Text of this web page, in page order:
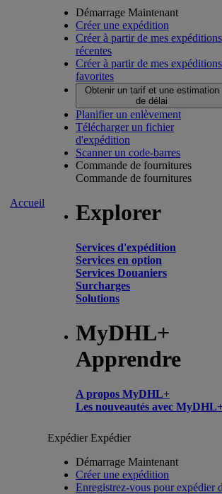
Accueil
Démarrage Maintenant
Créer une expédition
Créer à partir de mes expéditions
récentes
Créer à partir de mes expéditions
favorites
Obtenir un tarif et une estimation
de délai
Planifier un enlèvement
Télécharger un fichier
d'expédition
Scanner un code-barres
Commande de fournitures
Commande de fournitures
Explorer
Services d'expédition
Services en option
Services Douaniers
Surcharges
Solutions
MyDHL+
Apprendre
A propos MyDHL+
Les nouveautés avec
ExpédierExpédier
Démarrage Maintenant
Créer une expédition
Enregistrez-vous pour expédier